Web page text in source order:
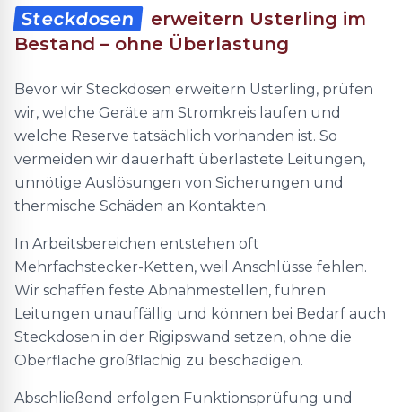
Steckdosen
erweitern Usterling im
Bestand – ohne Überlastung
Bevor wir Steckdosen erweitern Usterling, prüfen
wir, welche Geräte am Stromkreis laufen und
welche Reserve tatsächlich vorhanden ist. So
vermeiden wir dauerhaft überlastete Leitungen,
unnötige Auslösungen von Sicherungen und
thermische Schäden an Kontakten.
In Arbeitsbereichen entstehen oft
Mehrfachstecker-Ketten, weil Anschlüsse fehlen.
Wir schaffen feste Abnahmestellen, führen
Leitungen unauffällig und können bei Bedarf auch
Steckdosen in der Rigipswand setzen, ohne die
Oberfläche großflächig zu beschädigen.
Abschließend erfolgen Funktionsprüfung und